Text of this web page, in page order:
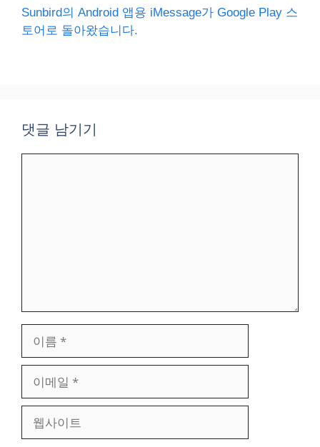
Sunbird의 Android 앱용 iMessage가 Google Play 스
토어로 돌아왔습니다.
댓글 남기기
일